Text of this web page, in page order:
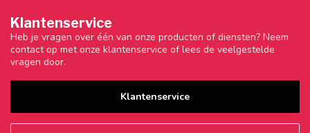
Klantenservice
Heb je vragen over één van onze producten of diensten? Neem
contact op met onze klantenservice of lees de veelgestelde
vragen door.
Klantenservice